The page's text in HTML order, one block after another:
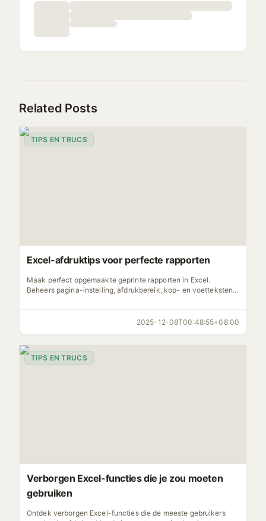
Related Posts
TIPS EN TRUCS
Excel-afdruktips voor perfecte rapporten
Maak perfect opgemaakte geprinte rapporten in Excel.
Beheers pagina-instelling, afdrukbereik, kop- en voetteksten
2025-12-08T00:48:55+08:00
TIPS EN TRUCS
Verborgen Excel-functies die je zou moeten
gebruiken
Ontdek verborgen Excel-functies die de meeste gebruikers